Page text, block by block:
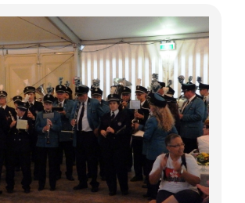
Uitgelicht
Afstand Wandeltochten
Meerdaagse tochten
Wandelingen